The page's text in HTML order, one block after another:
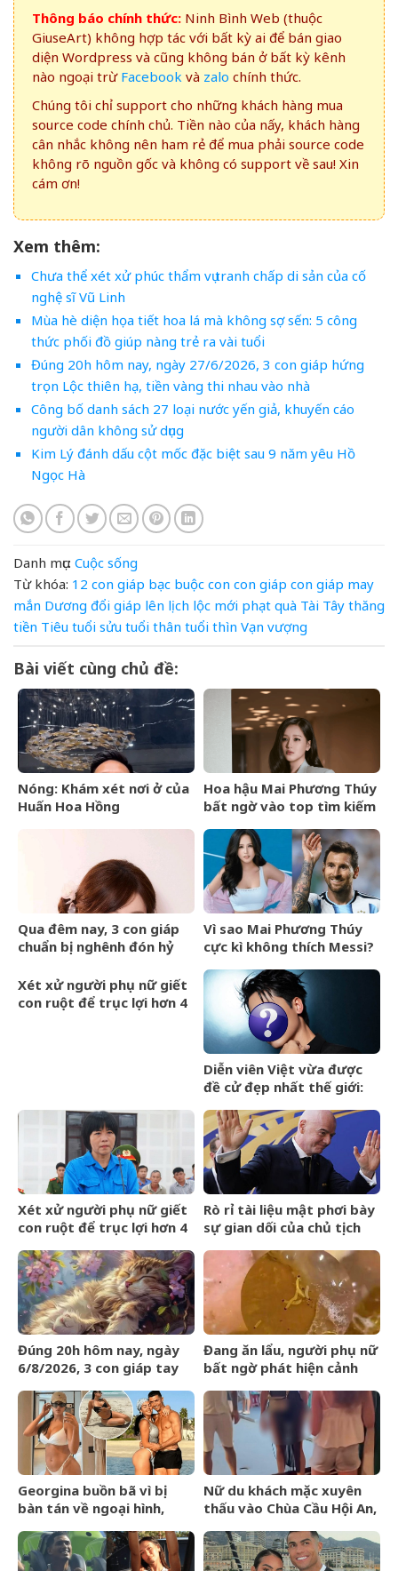
Thông báo chính thức: Ninh Bình Web (thuộc
GiuseArt) không hợp tác với bất kỳ ai để bán giao
diện Wordpress và cũng không bán ở bất kỳ kênh
nào ngoại trừ Facebook và zalo chính thức.
Chúng tôi chỉ support cho những khách hàng mua
source code chính chủ. Tiền nào của nấy, khách hàng
cân nhắc không nên ham rẻ để mua phải source code
không rõ nguồn gốc và không có support về sau! Xin
cám ơn!
Xem thêm:
Chưa thể xét xử phúc thẩm vụ tranh chấp di sản của cố
nghệ sĩ Vũ Linh
Mùa hè diện họa tiết hoa lá mà không sợ sến: 5 công
thức phối đồ giúp nàng trẻ ra vài tuổi
Đúng 20h hôm nay, ngày 27/6/2026, 3 con giáp hứng
trọn Lộc thiên hạ, tiền vàng thi nhau vào nhà
Công bố danh sách 27 loại nước yến giả, khuyến cáo
người dân không sử dụng
Kim Lý đánh dấu cột mốc đặc biệt sau 9 năm yêu Hồ
Ngọc Hà
Danh mục: Cuộc sống
Từ khóa: 12 con giáp bạc buộc con con giáp con giáp may
mắn Dương đổi giáp lên lịch lộc mới phạt quà Tài Tây thăng
tiền Tiêu tuổi sửu tuổi thân tuổi thìn Vạn vượng
Bài viết cùng chủ đề:
Nóng: Khám xét nơi ở của
Huấn Hoa Hồng
Hoa hậu Mai Phương Thúy
bất ngờ vào top tìm kiếm
Qua đêm nay, 3 con giáp
chuẩn bị nghênh đón hỷ
hương hóa Rồng hóa
Phượng
Vì sao Mai Phương Thúy
cực kì không thích Messi?
Xét xử người phụ nữ giết
con ruột để trục lợi hơn 4
Diễn viên Việt vừa được
đề cử đẹp nhất thế giới:
cưỡng, ăn tiền nhất là đôi
mắt cực phẩm
Xét xử người phụ nữ giết
con ruột để trục lợi hơn 4
Rò rỉ tài liệu mật phơi bày
sự gian dối của chủ tịch
League
Đúng 20h hôm nay, ngày
6/8/2026, 3 con giáp tay
VÀNG, phú quý ngập nhà
Đang ăn lẩu, người phụ nữ
bất ngờ phát hiện cảnh
gà&amp;apos; trong nồi
Georgina buồn bã vì bị
bàn tán về ngoại hình,
động khiến 4 triệu người
đồng tình
Nữ du khách mặc xuyên
thấu vào Chùa Cầu Hội An,
động gây chú ý